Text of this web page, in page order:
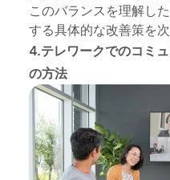
このバランスを理解し
する具体的な改善策を次
4.テレワークでのコミ
の方法